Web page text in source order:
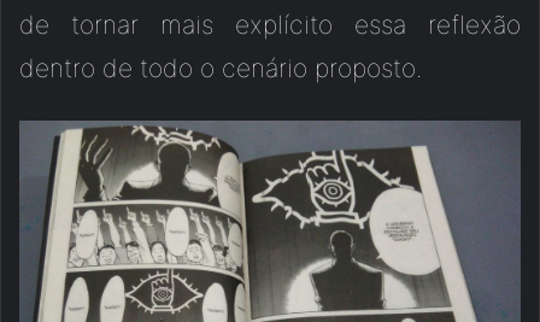
de tornar mais explícito essa reflexão
dentro de todo o cenário proposto.